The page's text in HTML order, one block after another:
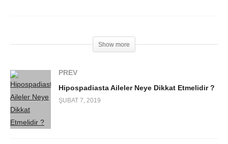
Show more
PREV
Hipospadiasta Aileler Neye Dikkat Etmelidir ?
ŞUBAT 7, 2019